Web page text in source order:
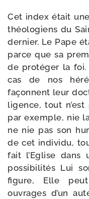
Cet index était
théo­lo­giens du
der­nier. Le Pape
parce que sa
de pro­té­ger la
cas de nos
façonnent leur
li­gence, tout
par exemple, nie
ne nie pas son
de cet indi­vi­du,
fait l’Eglise dans
pos­si­bi­li­tés Lui
figure, Elle
ouvrages d’un